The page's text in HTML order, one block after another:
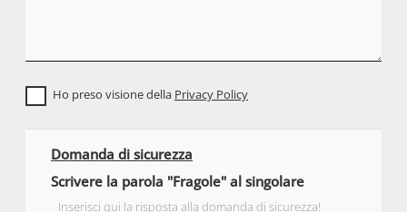
Ho preso visione della Privacy Policy
Domanda di sicurezza
Scrivere la parola "Fragole" al singolare